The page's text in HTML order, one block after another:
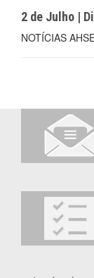
2 de Julho |
NOTÍCIAS